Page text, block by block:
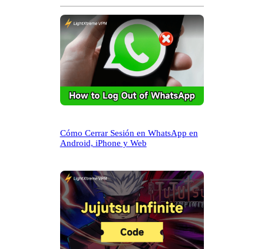
Cómo Cerrar Sesión en WhatsApp en
Android, iPhone y Web